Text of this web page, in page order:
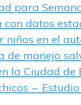
para
datos
niños en el
de manejo
la Ciudad de
–